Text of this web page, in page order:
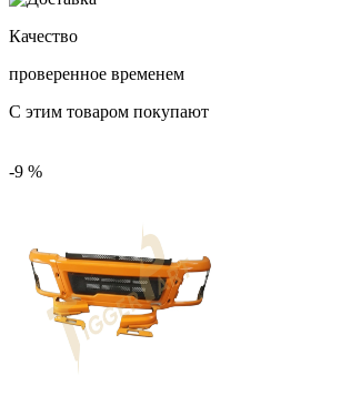
Качество
проверенное временем
С этим товаром покупают
-9 %